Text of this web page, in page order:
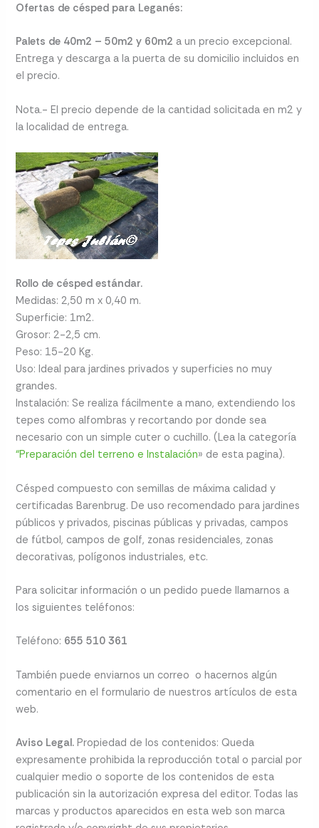
Ofertas de césped para Leganés:
Palets de 40m2 – 50m2 y 60m2 a un precio excepcional.
Entrega y descarga a la puerta de su domicilio incluidos en
el precio.
Nota.- El precio depende de la cantidad solicitada en m2 y
la localidad de entrega.
Rollo de césped estándar.
Medidas: 2,50 m x 0,40 m.
Superficie: 1m2.
Grosor: 2-2,5 cm.
Peso: 15-20 Kg.
Uso: Ideal para jardines privados y superficies no muy
grandes.
Instalación: Se realiza fácilmente a mano, extendiendo los
tepes como alfombras y recortando por donde sea
necesario con un simple cuter o cuchillo. (Lea la categoría
“Preparación del terreno e Instalación» de esta pagina).
Césped compuesto con semillas de máxima calidad y
certificadas Barenbrug. De uso recomendado para jardines
públicos y privados, piscinas públicas y privadas, campos
de fútbol, campos de golf, zonas residenciales, zonas
decorativas, polígonos industriales, etc.
Para solicitar información o un pedido puede llamarnos a
los siguientes teléfonos:
Teléfono: 655 510 361
También puede enviarnos un correo o hacernos algún
comentario en el formulario de nuestros artículos de esta
web.
Aviso Legal.Propiedad de los contenidos: Queda
expresamente prohibida la reproducción total o parcial por
cualquier medio o soporte de los contenidos de esta
publicación sin la autorización expresa del editor. Todas las
marcas y productos aparecidos en esta web son marca